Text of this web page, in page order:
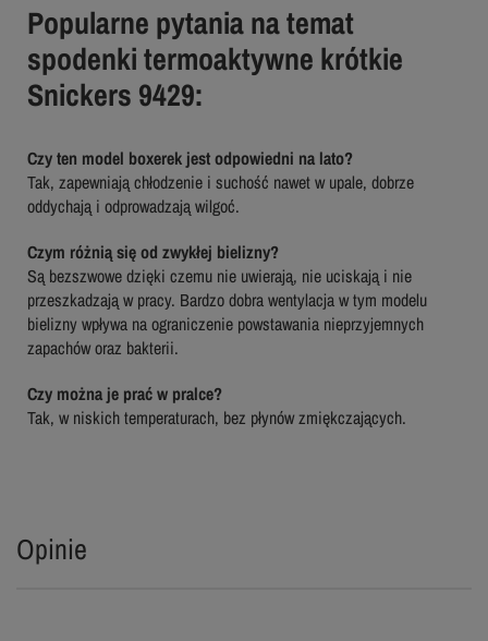
Popularne pytania na temat
spodenki termoaktywne krótkie
Snickers 9429:
Czy ten model boxerek jest odpowiedni na lato?
Tak, zapewniają chłodzenie i suchość nawet w upale, dobrze
oddychają i odprowadzają wilgoć.
Czym różnią się od zwykłej bielizny?
Są bezszwowe dzięki czemu nie uwierają, nie uciskają i nie
przeszkadzają w pracy. Bardzo dobra wentylacja w tym modelu
bielizny wpływa na ograniczenie powstawania nieprzyjemnych
zapachów oraz bakterii.
Czy można je prać w pralce?
Tak, w niskich temperaturach, bez płynów zmiękczających.
Opinie